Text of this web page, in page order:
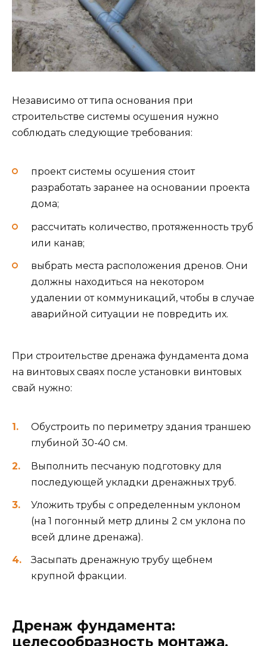
Независимо от типа основания при
строительстве системы осушения нужно
соблюдать следующие требования:
проект системы осушения стоит
разработать заранее на основании проекта
дома;
рассчитать количество, протяженность труб
или канав;
выбрать места расположения дренов. Они
должны находиться на некотором
удалении от коммуникаций, чтобы в случае
аварийной ситуации не повредить их.
При строительстве дренажа фундамента дома
на винтовых сваях после установки винтовых
свай нужно:
Обустроить по периметру здания траншею
глубиной 30-40 см.
Выполнить песчаную подготовку для
последующей укладки дренажных труб.
Уложить трубы с определенным уклоном
(на 1 погонный метр длины 2 см уклона по
всей длине дренажа).
Засыпать дренажную трубу щебнем
крупной фракции.
Дренаж фундамента:
целесообразность монтажа,